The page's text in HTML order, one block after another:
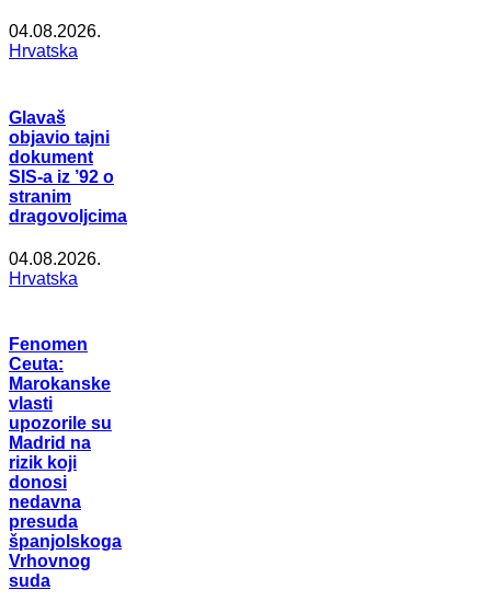
04.08.2026.
Hrvatska
Glavaš
objavio tajni
dokument
SIS-a iz ’92 o
stranim
dragovoljcima
04.08.2026.
Hrvatska
Fenomen
Ceuta:
Marokanske
vlasti
upozorile su
Madrid na
rizik koji
donosi
nedavna
presuda
španjolskoga
Vrhovnog
suda